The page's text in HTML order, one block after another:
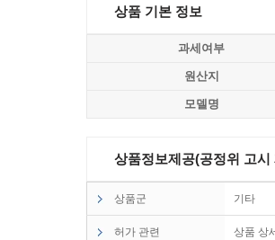
상품 기본 정보
과세여부
원산지
모델명
상품정보제공(공정위 고시
상품군 기타
허가 관련 상품 상